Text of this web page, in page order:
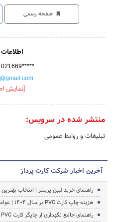
صفحه رسمی
021669*****
[نمایش
منتشر شده در سرویس:
تبلیغات و روابط عمومی
آخرین اخبار شرکت کارت پرداز
راهنمای خرید لیبل پرینتر | انتخاب
هزینه چاپ کارت PVC در سال ۱۴۰۴ | عوامل موثر + راهنمای کاهش هزینه
راهنمای جامع نگهداری از چاپگر کارت PVC